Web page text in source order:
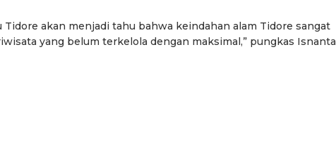
Tidore akan menjadi tahu bahwa keindahan alam Tidore sangat
yang belum terkelola dengan maksimal,” pungkas Isnanta